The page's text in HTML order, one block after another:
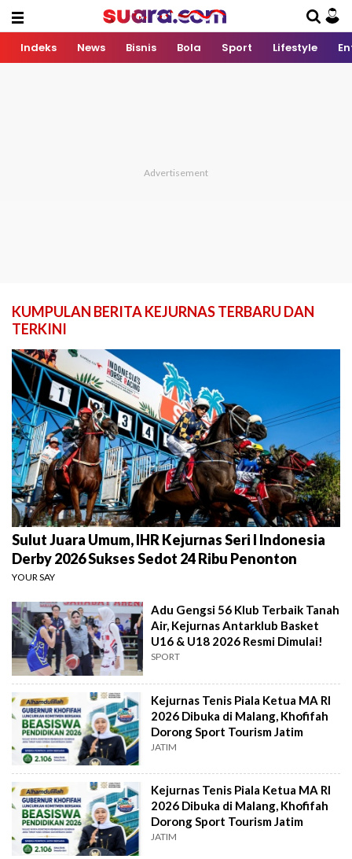
Indeks News Bisnis Bola Sport Lifestyle
KUMPULAN BERITA KEJURNAS TERBARU DAN
TERKINI
Sulut Juara Umum, IHR Kejurnas Seri I Indonesia
Derby 2026 Sukses Sedot 24 Ribu Penonton
YOUR SAY
Adu Gengsi 56 Klub Terbaik Tanah
Air, Kejurnas Antarklub Basket
U16 & U18 2026 Resmi Dimulai!
SPORT
Kejurnas Tenis Piala Ketua MA RI
2026 Dibuka di Malang, Khofifah
Dorong Sport Tourism Jatim
JATIM
Kejurnas Tenis Piala Ketua MA RI
2026 Dibuka di Malang, Khofifah
Dorong Sport Tourism Jatim
JATIM